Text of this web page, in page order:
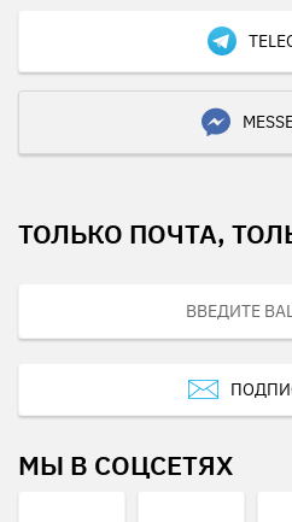
ТОЛЬКО ПОЧТА,
МЫ В СОЦСЕТЯХ